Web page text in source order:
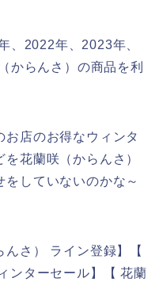
、2022年、2023年、
からんさ）の商品を利
店のお得なウィンタ
花蘭咲（からんさ）
していないのかな～
さ） ライン登録】【
ンターセール】【 花蘭